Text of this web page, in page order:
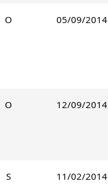
O 05/09/2014
O 12/09/2014
S 11/02/2014